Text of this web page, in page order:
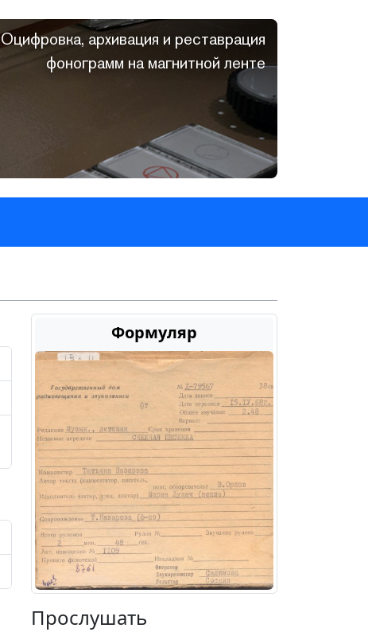
Оцифровка, архивация и реставрация
фонограмм на магнитной ленте
Формуляр
Прослушать